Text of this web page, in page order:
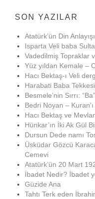
SON YAZILAR
Atatürk’ün Din
Isparta Veli baba
Vadedilmiş Topraklar
Yüz yıldan Kemale –
Hacı Bektaş-ı Veli
Harabati Baba Tekkesi
Besmele’nin Sırrı:
Bedri Noyan –
Hacı Bektaş ve
Hünkar’ın İki Ak Gül
Dursun Dede namı
Üsküdar Gözcü
Atatürk’ün 20 Mart
İbadet Nedir? İbadet
Güzide Ana
Tahtı Terk eden